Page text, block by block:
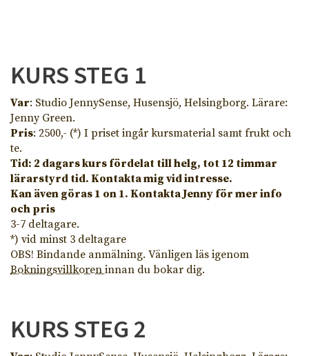
KURS STEG 1
Var: Studio JennySense, Husensjö, Helsingborg. Lärare:
Jenny Green.
Pris: 2500,- (*) I priset ingår kursmaterial samt frukt och
te.
Tid: 2 dagars kurs fördelat till helg, tot 12 timmar
lärarstyrd tid. Kontakta mig vid intresse.
Kan även göras 1 on 1. Kontakta Jenny för mer info
och pris
3-7 deltagare.
*) vid minst 3 deltagare
OBS! Bindande anmälning. Vänligen läs igenom
Bokningsvillkoreninnan du bokar dig.
KURS STEG 2